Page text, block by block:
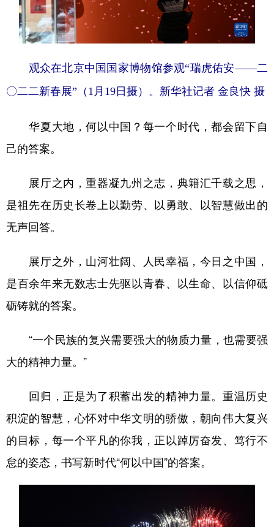
观众在北京中国国家博物馆参观“瑞虎佑安——二
〇二二新春展”（1月19日摄）。新华社记者 金良快 摄
华夏大地，何以中国？每一个时代，都会留下自
己的答案。
展厅之内，重器凝九州之志，典籍汇千载之思，
是祖先在历史长卷上以勤劳、以勇敢、以智慧做出的
无声回答。
展厅之外，山河壮阔、人民幸福，今日之中国，
是百余年来无数志士先驱以青春、以生命、以信仰砥
砺铸就的答案。
“一个民族的复兴需要强大的物质力量，也需要强
大的精神力量。”
回归，正是为了积蓄出发的精神力量。重温历史
积淀的智慧，心怀对中华文明的骄傲，朝向伟大复兴
的目标，每一个平凡的你我，正以踔厉奋发、笃行不
怠的姿态，书写新时代“何以中国”的答案。